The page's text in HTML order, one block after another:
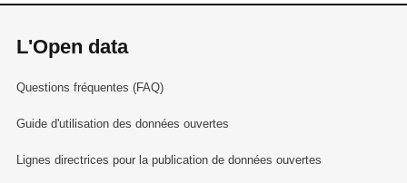
L'Open data
Questions fréquentes (FAQ)
Guide d'utilisation des données ouvertes
Lignes directrices pour la publication de données ouvertes